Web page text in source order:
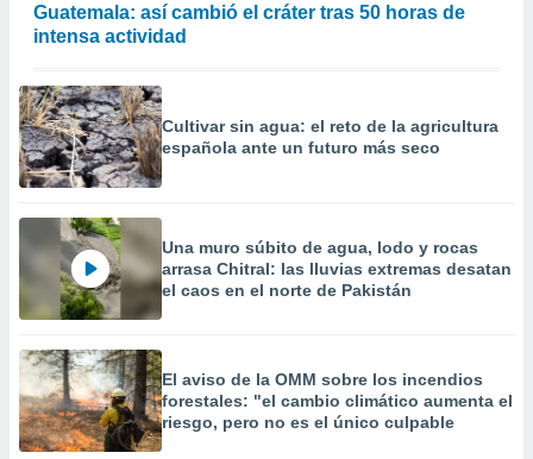
Guatemala: así cambió el cráter tras 50 horas de
intensa actividad
Cultivar sin agua: el reto de la agricultura
española ante un futuro más seco
Una muro súbito de agua, lodo y rocas
arrasa Chitral: las lluvias extremas desatan
el caos en el norte de Pakistán
El aviso de la OMM sobre los incendios
forestales: "el cambio climático aumenta el
riesgo, pero no es el único culpable